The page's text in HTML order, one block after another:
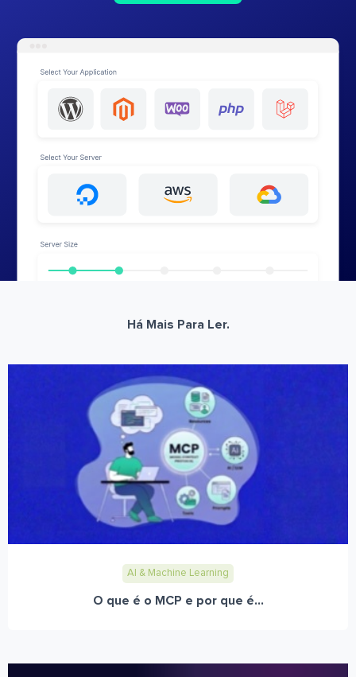
Há Mais Para Ler.
AI & Machine Learning
O que é o MCP e por que é...